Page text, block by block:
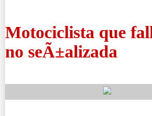
Motociclista que
no seÃ±alizada